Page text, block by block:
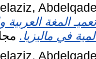
المغة العربية
في ماليزيا.